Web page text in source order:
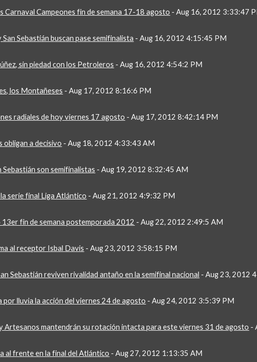
Carnaval Campeones fin de semana 17-18 agosto - Aug 16, 2012 3:33:47
San Sebastián buscan pase semifinalista - Aug 16, 2012 4:15:45 PM
sin piedad con los Petroleros - Aug 16, 2012 4:54:2 PM
los Montañeses - Aug 17, 2012 8:16:6 PM
radiales de hoy viernes 17 agosto - Aug 17, 2012 8:42:14 PM
obligan a decisivo - Aug 18, 2012 4:33:43 AM
Sebastián son semifinalistas - Aug 19, 2012 8:32:45 AM
serie final Liga Atlántico - Aug 21, 2012 4:9:32 PM
13er fin de semana postemporada 2012 - Aug 22, 2012 2:49:5 AM
al receptor Isbal Davis - Aug 23, 2012 3:58:15 PM
Sebastián reviven rivalidad antaño en la semifinal nacional - Aug 23, 2012
por lluvia la acción del viernes 24 de agosto - Aug 24, 2012 3:5:39 PM
Artesanos mantendrán su rotación intacta para este viernes 31 de agosto -
al frente en la final del Atlántico - Aug 27, 2012 1:13:35 AM